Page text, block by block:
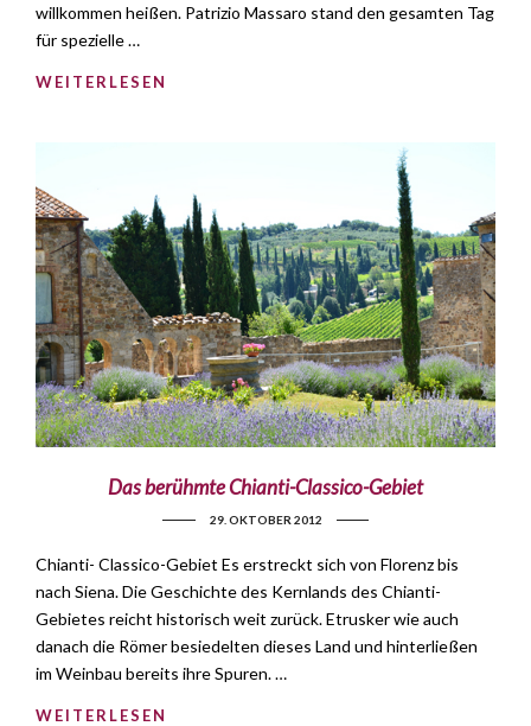
willkommen heißen. Patrizio Massaro stand den gesamten Tag
für spezielle …
WEITERLESEN
Das berühmte Chianti-Classico-Gebiet
29. OKTOBER 2012
Chianti- Classico-Gebiet Es erstreckt sich von Florenz bis
nach Siena. Die Geschichte des Kernlands des Chianti-
Gebietes reicht historisch weit zurück. Etrusker wie auch
danach die Römer besiedelten dieses Land und hinterließen
im Weinbau bereits ihre Spuren. …
WEITERLESEN